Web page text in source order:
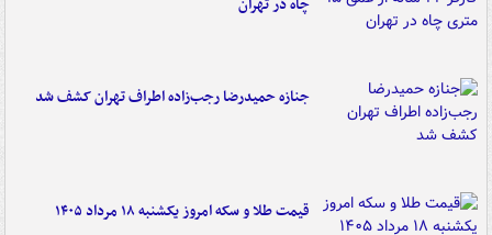
جنازه حمیدرضا رجب‌زاده اطراف تهران کشف شد
قیمت طلا و سکه امروز یکشنبه ۱۸ مرداد ۱۴۰۵